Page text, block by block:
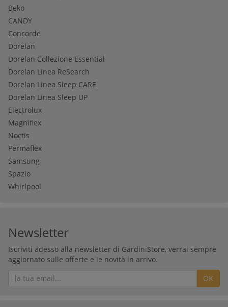
Beko
CANDY
Concorde
Dorelan
Dorelan Collezione Essential
Dorelan Linea ReSearch
Dorelan Linea Sleep CARE
Dorelan Linea Sleep UP
Electrolux
Magniflex
Noctis
Permaflex
Samsung
Spazio
Whirlpool
Newsletter
Iscriviti adesso alla newsletter di GardiniStore, verrai sempre
aggiornato sulle offerte e le novità in arrivo.
OK